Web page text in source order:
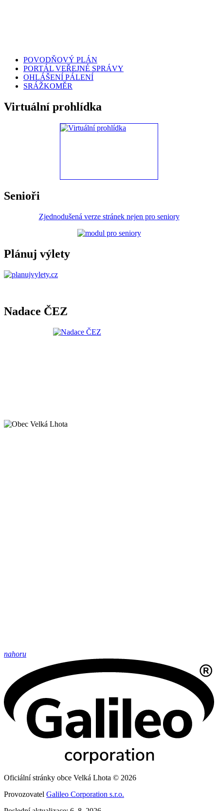
POVODŇOVÝ PLÁN
PORTÁL VEŘEJNÉ SPRÁVY
OHLÁŠENÍ PÁLENÍ
SRÁŽKOMĚR
Virtuální prohlídka
Senioři
Zjednodušená verze stránek nejen pro seniory
Plánuj výlety
Nadace ČEZ
nahoru
Oficiální stránky obce Velká Lhota © 2026
Provozovatel Galileo Corporation s.r.o.